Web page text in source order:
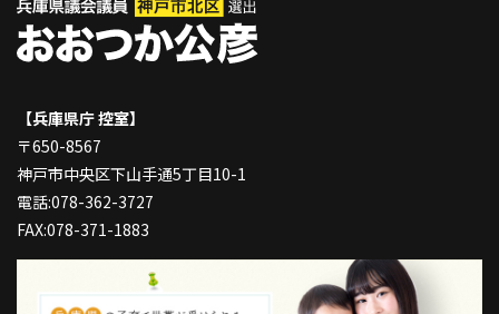
【兵庫県庁 控室】
〒650-8567
神戸市中央区下山手通5丁目10-1
電話:078-362-3727
FAX:078-371-1883